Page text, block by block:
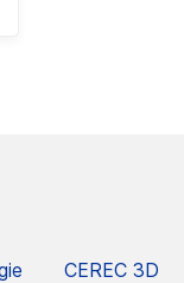
CEREC 3D